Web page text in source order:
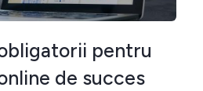
pentru
de succes